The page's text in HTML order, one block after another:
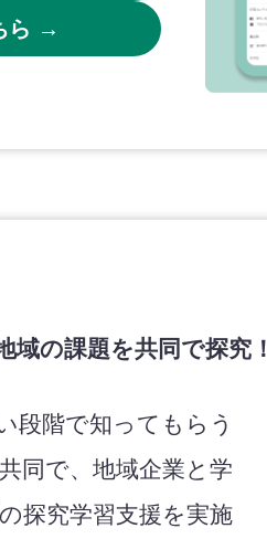
ら →
域の課題を共同で探究！
段階で知ってもらう
同で、地域企業と学
探究学習支援を実施